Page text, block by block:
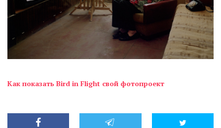
Как показать Bird in Flight свой фотопроект